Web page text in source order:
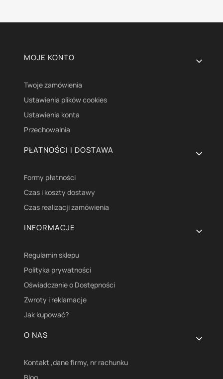
Linki w stopce
MOJE KONTO
Twoje zamówienia
Ustawienia plików cookies
Ustawienia konta
Przechowalnia
PŁATNOŚCI I DOSTAWA
Formy płatności
Czas i koszty dostawy
Czas realizacji zamówienia
INFORMACJE
Regulamin sklepu
Polityka prywatności
Oświadczenie o Dostępności
Zwroty i reklamacje
Jak kupować?
O NAS
Kontakt ,dane firmy, nr rachunku